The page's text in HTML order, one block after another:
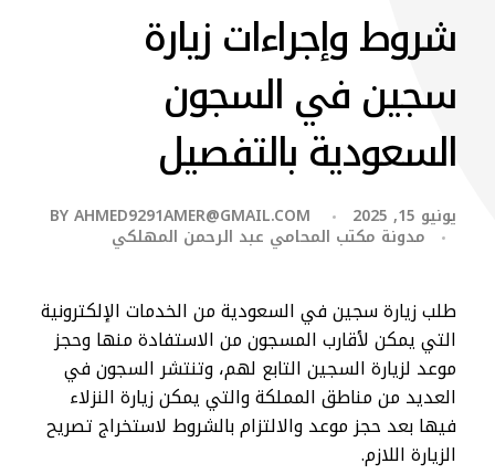
شروط وإجراءات زيارة
سجين في السجون
السعودية بالتفصيل
يونيو 15, 2025 BYAHMED9291AMER@GMAIL.COM
مدونة مكتب المحامي عبد الرحمن المهلكي
طلب زيارة سجين في السعودية من الخدمات الإلكترونية
التي يمكن لأقارب المسجون من الاستفادة منها وحجز
موعد لزيارة السجين التابع لهم، وتنتشر السجون في
العديد من مناطق المملكة والتي يمكن زيارة النزلاء
فيها بعد حجز موعد والالتزام بالشروط لاستخراج تصريح
الزيارة اللازم.